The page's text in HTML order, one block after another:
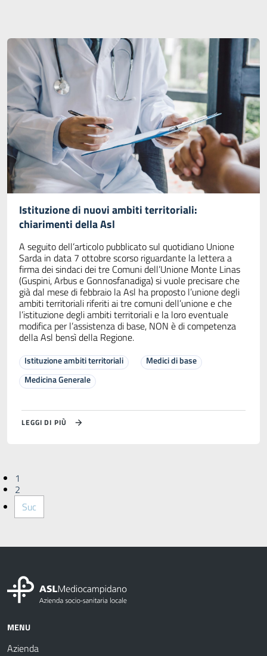
Istituzione di nuovi ambiti territoriali:
chiarimenti della Asl
A seguito dell’articolo pubblicato sul quotidiano Unione
Sarda in data 7 ottobre scorso riguardante la lettera a
firma dei sindaci dei tre Comuni dell’Unione Monte Linas
(Guspini, Arbus e Gonnosfanadiga) si vuole precisare che
già dal mese di febbraio la Asl ha proposto l’unione degli
ambiti territoriali riferiti ai tre comuni dell’unione e che
l’istituzione degli ambiti territoriali e la loro eventuale
modifica per l’assistenza di base, NON è di competenza
della Asl bensì della Regione.
Istituzione ambiti territoriali
Medici di base
Medicina Generale
LEGGI DI PIÙ
1
2
Suc
MENU
Azienda